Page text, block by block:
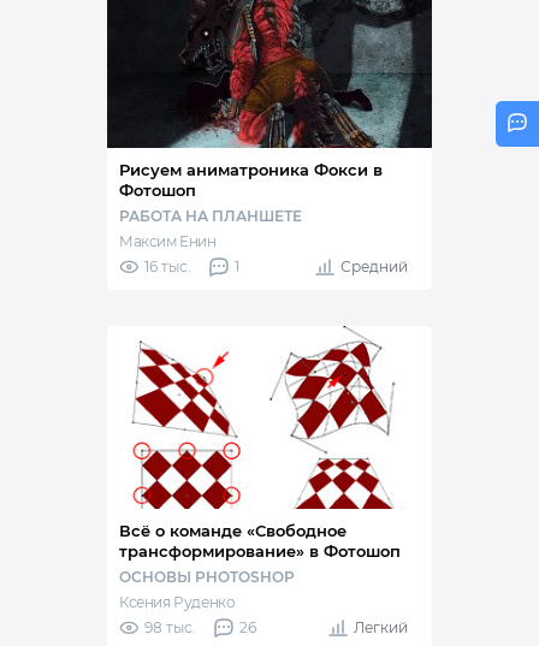
Рисуем аниматроника Фокси в
Фотошоп
РАБОТА НА ПЛАНШЕТЕ
Максим Енин
16 тыс.
1 Средний
Всё о команде «Свободное
трансформирование» в Фотошоп
ОСНОВЫ PHOTOSHOP
Ксения Руденко
98 тыс.
26 Легкий